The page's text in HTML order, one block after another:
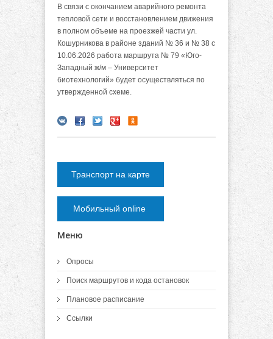
В связи с окончанием аварийного ремонта
тепловой сети и восстановлением движения
в полном объеме на проезжей части ул.
Кошурникова в районе зданий № 36 и № 38 с
10.06.2026 работа маршрута № 79 «Юго-
Западный ж/м – Университет
биотехнологий» будет осуществляться по
утвержденной схеме.
Транспорт на карте
Мобильный online
Меню
Опросы
Поиск маршрутов и кода остановок
Плановое расписание
Ссылки